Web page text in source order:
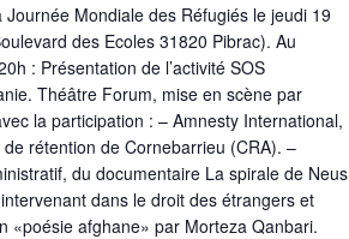
Mondiale des Réfugiés le jeudi 19
des Ecoles 31820 Pibrac). Au
: Présentation de l’activité SOS
Théâtre Forum, mise en scène par
la participation : – Amnesty International,
rétention de Cornebarrieu (CRA). –
du documentaire La spirale de Neus
dans le droit des étrangers et
«poésie afghane» par Morteza Qanbari.